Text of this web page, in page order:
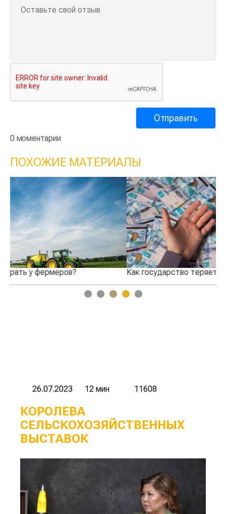
0 моментарии
ПОХОЖИЕ МАТЕРИАЛЫ
Как государство теряет деньги через СПК?
1 2 3 4 5
26.07.2023 12 мин 11608
КОРОЛЕВА
СЕЛЬСКОХОЗЯЙСТВЕННЫХ
ВЫСТАВОК